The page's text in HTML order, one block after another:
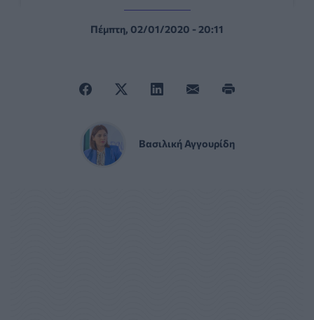
Πέμπτη, 02/01/2020 - 20:11
Βασιλική Αγγουρίδη